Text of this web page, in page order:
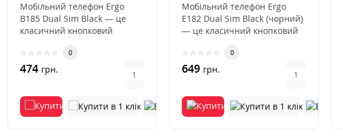
Мобільний телефон Ergo
B185 Dual Sim Black — це
класичний кнопковий
0
474 грн.
Мобільний телефон Ergo
E182 Dual Sim Black (чорний)
— це класичний кнопковий
0
649 грн.